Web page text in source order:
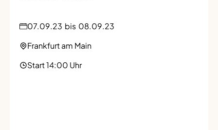
07.09.23 bis 08.09.23
Frankfurt am Main
Start 14:00 Uhr